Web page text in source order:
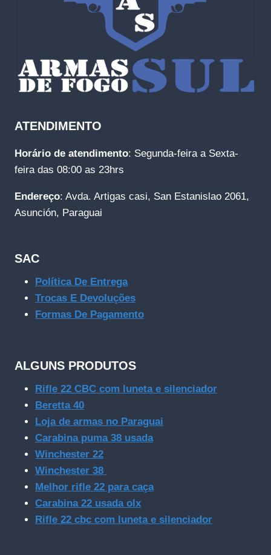
ATENDIMENTO
Horário de atendimento: Segunda-feira a Sexta-
feira das 08:00 as 23hrs
Endereço: Avda. Artigas casi, San Estanislao 2061,
Asunción, Paraguai
SAC
Política De Entrega
Trocas E Devoluções
Formas De Pagamento
ALGUNS PRODUTOS
Rifle 22 CBC com luneta e silenciador
Beretta 40
Loja de armas no Paraguai
Carabina puma 38 usada
Winchester 22
Winchester 38
Melhor rifle 22 para caça
Carabina 22 usada olx
Rifle 22 cbc com luneta e silenciador